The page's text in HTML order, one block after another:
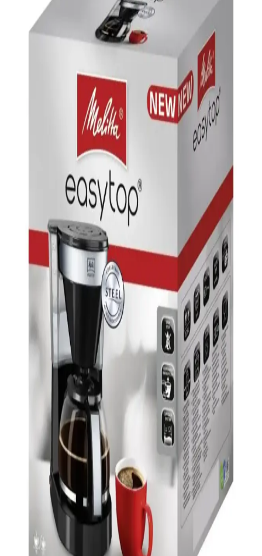
Parmak arası terlikler ve kahve teması, rahatlık ve estetiği bir araya
getirerek günlük yaşamda popüler trendler oluşturuyor. Bu ürünler,
kişisel tarz ve teknolojik gelişmelerle şekilleniyor.
Vestel Retro Siyah Filtre Kahve Makinesi İncelemesi
Vestel Retro Siyah Filtre Kahve Makinesi, şık tasarımı ve
fonksiyonel özellikleriyle kalabalık aileler ve ofisler için ideal, hızlı
ve pratik kahve demleme sağlar.
Sinbo STM-5845 Inox Çaycı ve SCM-2967
Elektrikli Türk Kahvesi Makinesi İncelemesi
Sinbo'nun paslanmaz çelik gövdeye sahip çaycı ve kahve makinesi,
şık tasarımı ve fonksiyonlarıyla mutfakta pratiklik sunar. Hızlı kahve
ve uzun ömürlü kullanım avantajlarıyla öne çıkar.
Arzum Minio Duo: Geleneksel Türk Kahvesini
Modern Teknolojiyle Buluşan Kahve Makinesi
Arzum Minio Duo, geleneksel Türk kahvesini koruyan ve modern
teknolojiyi bir araya getiren çiftli kapasiteye sahip şık kahve
makinesi. Pratik kullanım ve üstün performans sunar.
Sinbo SCM-2938 Filtre Kahve Makinesi: Modern ve
Kullanışlı Tasarımıyla Günlük Kahve Keyfi
Sinbo SCM-2938 kahve makinesi, şık tasarımı, pratik kullanımı ve
sıcak tutma özelliğiyle öne çıkar. 1-2 litre kapasitesiyle ev ve ofis
ihtiyaçlarını karşılar, hijyen ve hafiflik sağlar.
Türk Kahve Makineleri Karşılaştırması: Arzum
Okka Rich Spin ve Karaca Hatır Özellikleri
İşte Arzum Okka Rich Spin ve Karaca Hatır kahve makinelerinin
detaylı karşılaştırması. Güç, kapasite, kullanım kolaylığı ve kullanıcı
memnuniyetine odaklanıyoruz.
Krups Tam Otomatik Kahve Makinesi Özellikleri ve
Kullanım İpuçları
Krups tam otomatik kahve makineleri, kullanımı kolay otomasyon
ve ayar seçenekleriyle kahve hazırlığını pratik hale getirir, düzenli
bakım ile uzun ömür sağlar.
Melitta Easy Top: Elektronik Ev Aletleri ve Kahve
Çay Demleme Teknolojileri Üzerine Değerlendirme